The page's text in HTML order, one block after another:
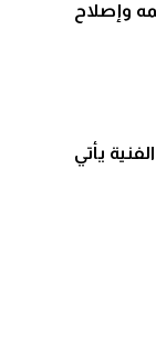
وإصلاح
يأتي